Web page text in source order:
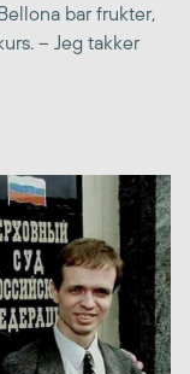
bar frukter,
– Jeg takker